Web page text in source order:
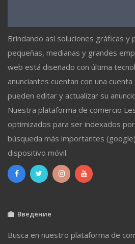
Brindando así soluciones gráficas y
pequeñas, medianas y grandes
web está diseñado con última
anunciantes cuentan con una
pueden editar y actualizar su
Nuestra plataforma de comercio
optimizados para ser indexados
búsqueda más importantes
dispositivo móvil.
Введение
Busca en nuestro plataforma de